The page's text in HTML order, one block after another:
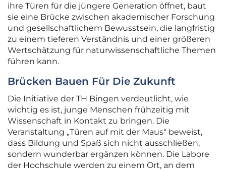
ihre Türen für die jüngere Generation öffnet, baut
sie eine Brücke zwischen akademischer Forschung
und gesellschaftlichem Bewusstsein, die langfristig
zu einem tieferen Verständnis und einer größeren
Wertschätzung für naturwissenschaftliche Themen
führen kann.
Brücken Bauen Für Die Zukunft
Die Initiative der TH Bingen verdeutlicht, wie
wichtig es ist, junge Menschen frühzeitig mit
Wissenschaft in Kontakt zu bringen. Die
Veranstaltung „Türen auf mit der Maus“ beweist,
dass Bildung und Spaß sich nicht ausschließen,
sondern wunderbar ergänzen können. Die Labore
der Hochschule werden zu einem Ort, an dem